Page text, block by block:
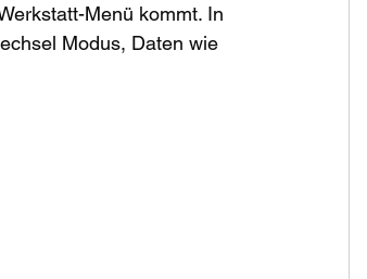
Menü kommt. In
Modus, Daten wie